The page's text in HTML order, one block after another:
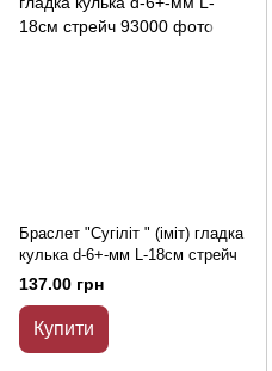
Браслет "Сугіліт " (іміт) гладка
кулька d-6+-мм L-18см стрейч
137.00 грн
Купити